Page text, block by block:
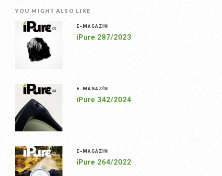
YOU MIGHT ALSO LIKE
E-MAGAZÍN
iPure 287/2023
E-MAGAZÍN
iPure 342/2024
E-MAGAZÍN
iPure 264/2022